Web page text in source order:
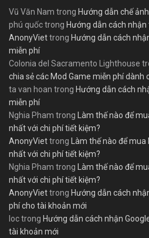
Vũ Văn Nam trong Hướng dẫn chế
phú quốctrong Hướng dẫn cách
AnonyViettrong Hướng dẫn cách
miễn phí
Colonia del Sacramento Lighthouse
chia sẻ các Mod Game miễn phí dành
ta van hoan trong Hướng dẫn cách
miễn phí
Nghia Pham trong Làm thế nào để
nhất với chi phí tiết kiệm?
AnonyViettrong Làm thế nào để
nhất với chi phí tiết kiệm?
Nghia Pham trong Làm thế nào để
nhất với chi phí tiết kiệm?
AnonyViettrong Hướng dẫn cách
phí cho tài khoản mới
loctrong Hướng dẫn cách nhận
tài khoản mới